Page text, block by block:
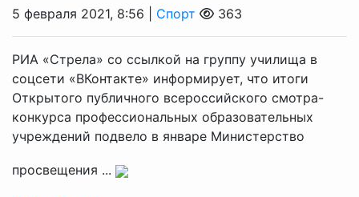
5 февраля 2021, 8:56 | Спорт 363
РИА «Стрела» со ссылкой на группу училища в
соцсети «ВКонтакте» информирует, что итоги
Открытого публичного всероссийского смотра-
конкурса профессиональных образовательных
учреждений подвело в январе Министерство
просвещения ...